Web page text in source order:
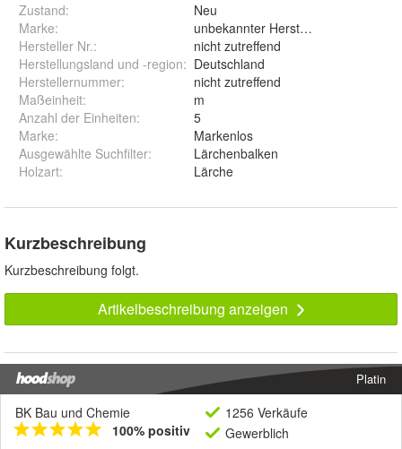
Zustand:
Neu
Marke:
unbekannter Hersteller
Hersteller Nr.:
nicht zutreffend
Herstellungsland und -region: Deutschland
Herstellernummer:
nicht zutreffend
Maßeinheit:
m
Anzahl der Einheiten:
5
Marke:
Markenlos
Ausgewählte Suchfilter:
Lärchenbalken
Holzart: Lärche
Kurzbeschreibung
Kurzbeschreibung folgt.
Artikelbeschreibung anzeigen
Platin
BK Bau und Chemie
100% positiv
1256 Verkäufe
Gewerblich